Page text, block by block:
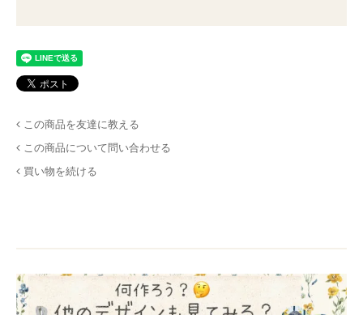
この商品を友達に教える
この商品について問い合わせる
買い物を続ける